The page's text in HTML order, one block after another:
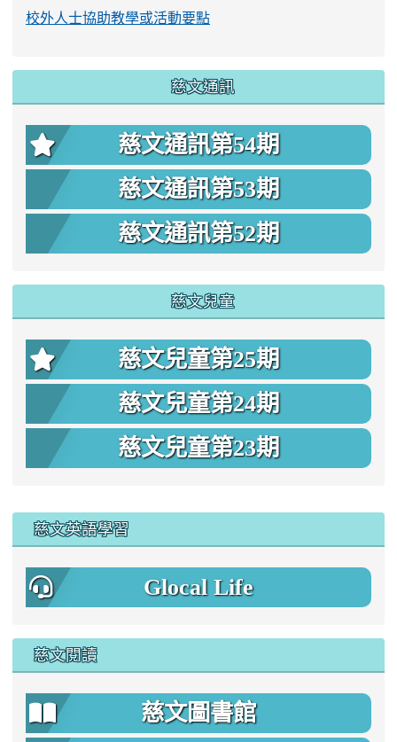
校外人士協助教學或活動要點
慈文通訊
慈文通訊第54期
慈文通訊第53期
慈文通訊第52期
慈文兒童
慈文兒童第25期
慈文兒童第24期
慈文兒童第23期
慈文英語學習
Glocal Life
慈文閱讀
慈文圖書館